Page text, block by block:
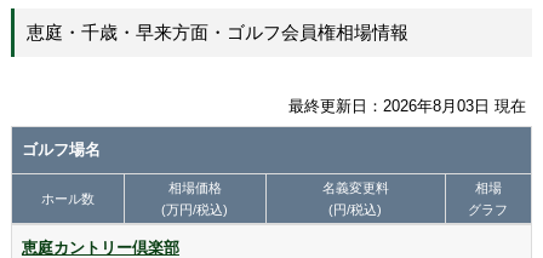
恵庭・千歳・早来方面・ゴルフ会員権相場情報
最終更新日：2026年8月03日 現在
ゴルフ場名
ホール数
相場価格
(万円/税込)
名義変更料
(円/税込)
相場
グラフ
恵庭カントリー倶楽部